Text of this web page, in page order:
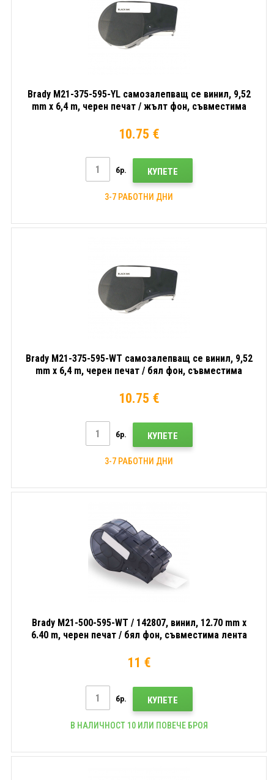
Brady M21-375-595-YL самозалепващ се винил, 9,52
mm x 6,4 m, черен печат / жълт фон, съвместима
10.75 €
бр. КУПЕТЕ
3-7 РАБОТНИ ДНИ
Brady M21-375-595-WT самозалепващ се винил, 9,52
mm x 6,4 m, черен печат / бял фон, съвместима
10.75 €
бр. КУПЕТЕ
3-7 РАБОТНИ ДНИ
Brady M21-500-595-WT / 142807, винил, 12.70 mm x
6.40 m, черен печат / бял фон, съвместима лента
11 €
бр. КУПЕТЕ
В НАЛИЧНОСТ 10 ИЛИ ПОВЕЧЕ БРОЯ